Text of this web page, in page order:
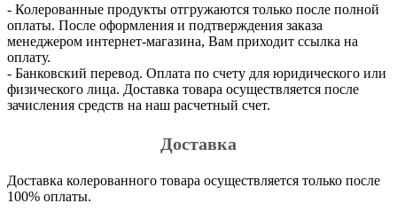
- Колерованные продукты отгружаются только после полной
оплаты. После оформления и подтверждения заказа
менеджером интернет-магазина, Вам приходит ссылка на
оплату.
- Банковский перевод. Оплата по счету для юридического или
физического лица. Доставка товара осуществляется после
зачисления средств на наш расчетный счет.
Доставка
Доставка колерованного товара осуществляется только после
100% оплаты.